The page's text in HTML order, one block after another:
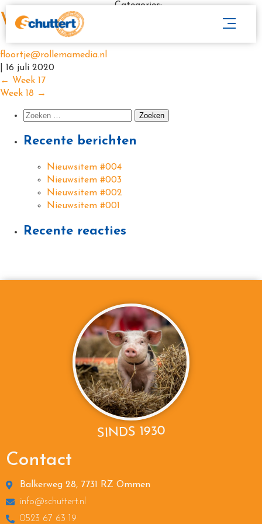
Week 9
floortje@rollemamedia.nl
16 juli 2020
Categories:
← Week 17
Week 18 →
Recente berichten
Nieuwsitem #004
Nieuwsitem #003
Nieuwsitem #002
Nieuwsitem #001
Recente reacties
SINDS 1930
Contact
Balkerweg 28, 7731 RZ Ommen
info@schuttert.nl
0523 67 63 19